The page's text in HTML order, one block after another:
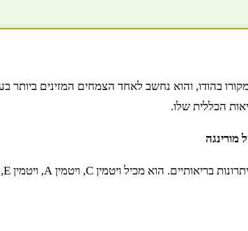
בהודו, והוא נחשב לאחד הצמחים המזינים ביותר
הכללית שלו.
מורינגה